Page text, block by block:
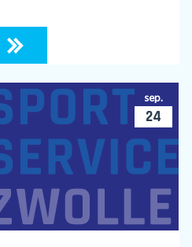
sep.
24